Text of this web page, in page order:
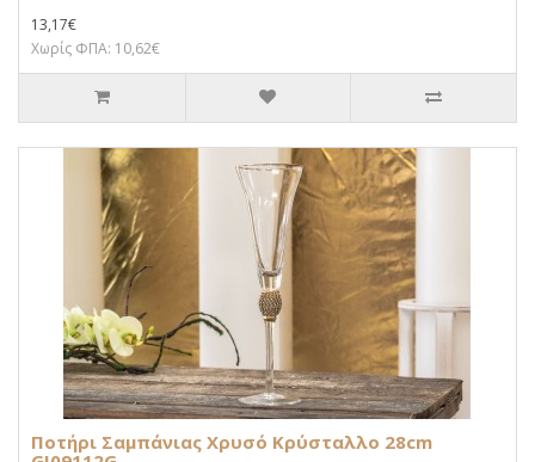
13,17€
Χωρίς ΦΠΑ: 10,62€
Ποτήρι Σαμπάνιας Χρυσό Κρύσταλλο 28cm